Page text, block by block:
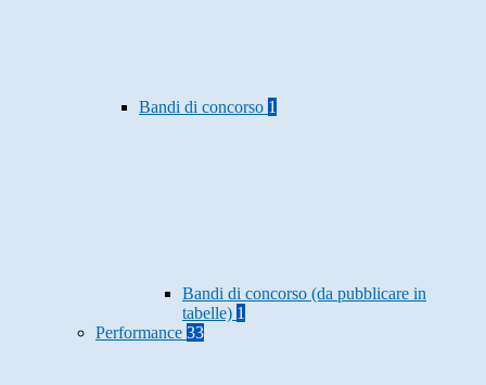
Bandi di concorso 1
Bandi di concorso (da pubblicare in
tabelle) 1
Performance 33